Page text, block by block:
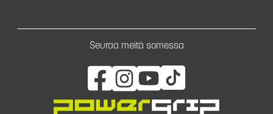
Seuraa meitä somessa